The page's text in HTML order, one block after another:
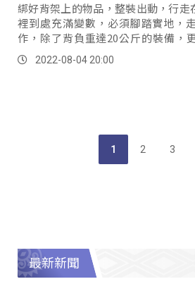
綁好背架上的物品，整裝出動，行走
裡到處充滿變數，必須腳踏實地，
作，除了背負重達20公斤的裝備，
羊，帶領山友順利穿越山林到達目的地
2022-08-04 20:00
1 2 3
最新新聞